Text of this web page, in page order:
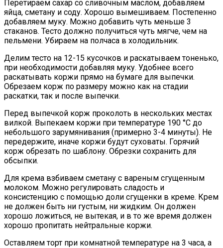
Перетираем сахар со сливочным маслом, добавляем
яйца, сметану и соду. Хорошо вымешиваем. Постепенно
добавляем муку. Можно добавить чуть меньше 3
стаканов. Тесто должно получиться чуть мягче, чем на
пельмени. Убираем на полчаса в холодильник.
Делим тесто на 12-15 кусочков и раскатываем тоненько,
при необходимости добавляя муку. Удобнее всего
раскатывать коржи прямо на бумаге для выпечки.
Обрезаем корж по размеру можно как на стадии
раскатки, так и после выпечки.
Перед выпечкой корж проколоть в нескольких местах
вилкой. Выпекаем коржи при температуре 190 °C до
небольшого зарумянивания (примерно 3-4 минуты). Не
передержите, иначе коржи будут суховаты. Горячий
корж обрезать по шаблону. Обрезки сохранить для
обсыпки.
Для крема взбиваем сметану с вареным сгущенным
молоком. Можно регулировать сладость и
консистенцию с помощью доли сгущенки в креме. Крем
не должен быть ни густым, ни жидким. Он должен
хорошо ложиться, не вытекая, и в то же время должен
хорошо пропитать нейтральные коржи.
Оставляем торт при комнатной температуре на 3 часа, а